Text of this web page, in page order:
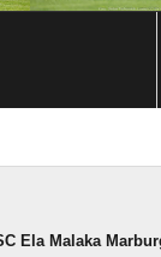
Ela Malaka